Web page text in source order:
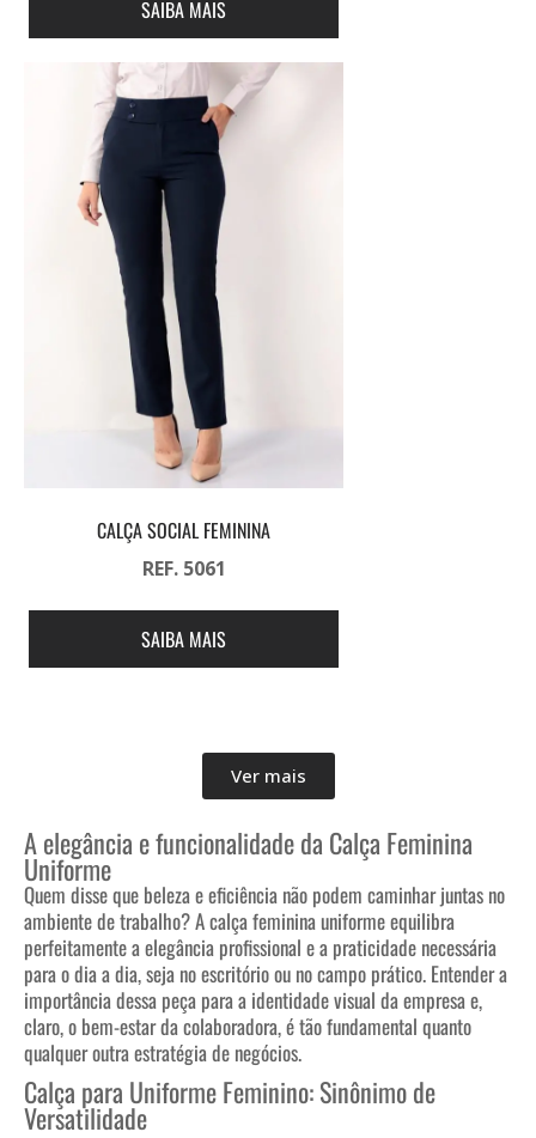
SAIBA MAIS
CALÇA SOCIAL FEMININA
REF. 5061
SAIBA MAIS
Ver mais
A elegância e funcionalidade da Calça Feminina
Uniforme
Quem disse que beleza e eficiência não podem caminhar juntas no
ambiente de trabalho? A calça feminina uniforme equilibra
perfeitamente a elegância profissional e a praticidade necessária
para o dia a dia, seja no escritório ou no campo prático. Entender a
importância dessa peça para a identidade visual da empresa e,
claro, o bem-estar da colaboradora, é tão fundamental quanto
qualquer outra estratégia de negócios.
Calça para Uniforme Feminino: Sinônimo de
Versatilidade